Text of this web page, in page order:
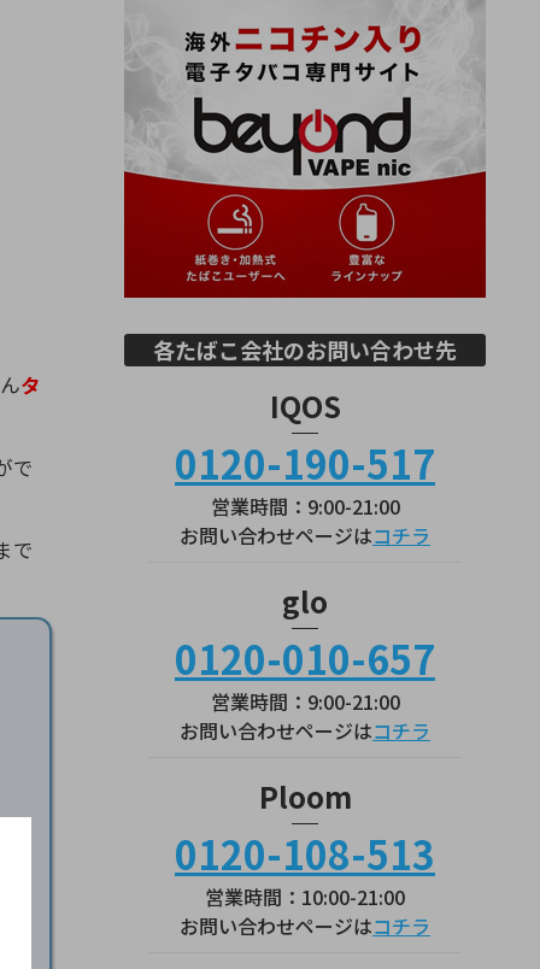
タ
で
で
各たばこ会社のお問い合わせ先
IQOS
0120-190-517
営業時間：9:00-21:00
お問い合わせページはコチラ
glo
0120-010-657
営業時間：9:00-21:00
お問い合わせページはコチラ
Ploom
0120-108-513
営業時間：10:00-21:00
お問い合わせページはコチラ